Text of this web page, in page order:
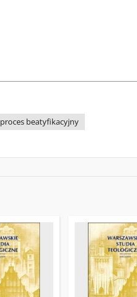
proces beatyfikacyjny